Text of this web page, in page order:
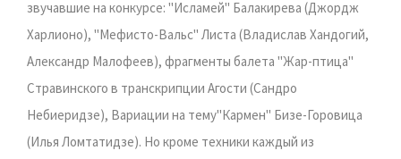
звучавшие на конкурсе: "Исламей" Балакирева (Джордж
Харлионо), "Мефисто-Вальс" Листа (Владислав Хандогий,
Александр Малофеев), фрагменты балета "Жар-птица"
Стравинского в транскрипции Агости (Сандро
Небиеридзе), Вариации на тему"Кармен" Бизе-Горовица
(Илья Ломтатидзе). Но кроме техники каждый из